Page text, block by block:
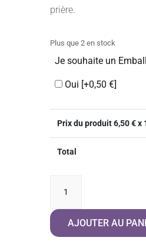
prière.
Plus que 2 en stock
Je souhaite un
Oui [+0,50 €]
Prix du produit6,50€ x
Total
Les
secretsAJOUTER AU